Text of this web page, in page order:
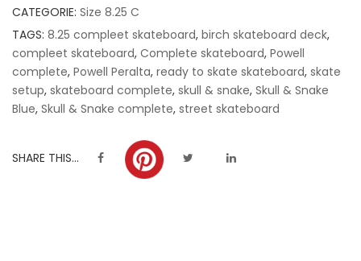
CATEGORIE: Size 8.25 C
TAGS: 8.25 compleet skateboard, birch skateboard deck,
compleet skateboard, Complete skateboard, Powell
complete, Powell Peralta, ready to skate skateboard, skate
setup, skateboard complete, skull & snake, Skull & Snake
Blue, Skull & Snake complete, street skateboard
SHARE THIS...